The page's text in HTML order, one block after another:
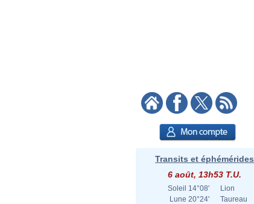
Transits et éphémérides
6 août, 13h53 T.U.
Soleil 14°08'
Lion
Lune 20°24'
Taureau